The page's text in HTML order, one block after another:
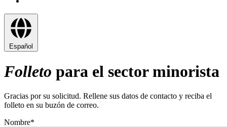
Español
Folleto para el sector minorista
Gracias por su solicitud. Rellene sus datos de contacto y reciba el
folleto en su buzón de correo.
Nombre*